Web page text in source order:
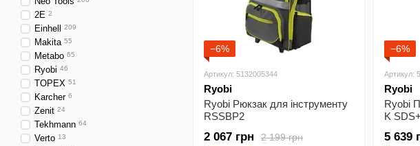
−6%
Артикул: 5132005344
Ryobi
Ryobi Рюкзак для інструменту
RSSBP2
2 199 грн
2 067 грн
−6%
Артикул:
Ryobi
Ryobi
K
5 639
2E 2
Einhell 209
Makita 55
Metabo 65
Ryobi 46
TOPEX 51
Karcher 6
Zenit 24
Tekhmann 64
Verto 13